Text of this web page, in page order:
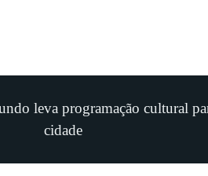
leva programação cultural
cidade